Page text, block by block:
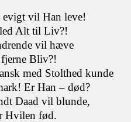
evigt vil Han leve!
Alt til Liv?!
vil hæve
Bliv?!
med Stolthed kunde
Er Han – død?
Daad vil blunde,
Hvilen fød.